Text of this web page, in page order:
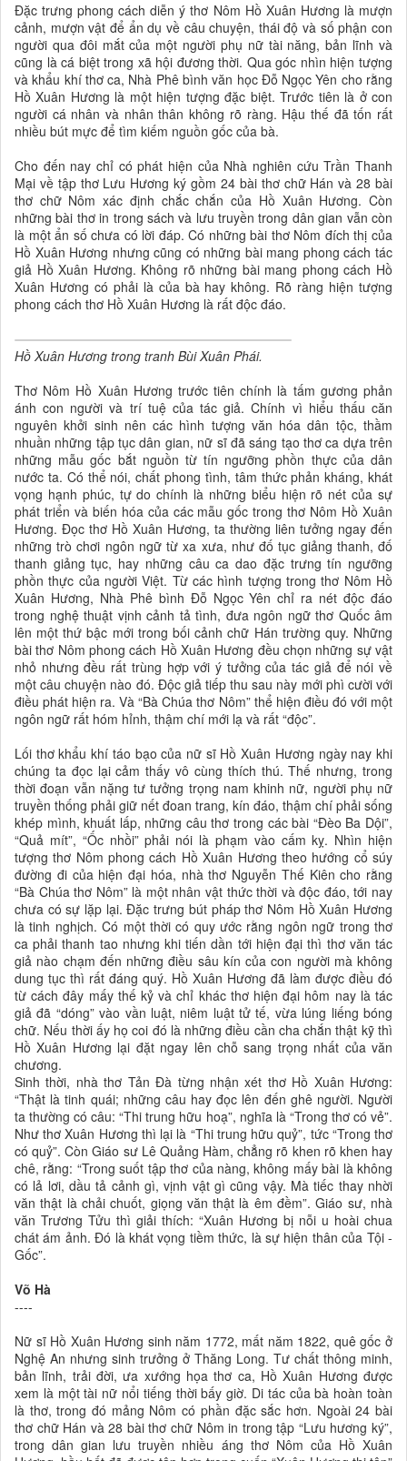
Đặc trưng phong cách diễn ý thơ Nôm Hồ Xuân Hương là mượn
cảnh, mượn vật để ẩn dụ về câu chuyện, thái độ và số phận con
người qua đôi mắt của một người phụ nữ tài năng, bản lĩnh và
cũng là cá biệt trong xã hội đương thời. Qua góc nhìn hiện tượng
và khẩu khí thơ ca, Nhà Phê bình văn học Đỗ Ngọc Yên cho rằng
Hồ Xuân Hương là một hiện tượng đặc biệt. Trước tiên là ở con
người cá nhân và nhân thân không rõ ràng. Hậu thế đã tốn rất
nhiều bút mực để tìm kiếm nguồn gốc của bà.
Cho đến nay chỉ có phát hiện của Nhà nghiên cứu Trần Thanh
Mại về tập thơ Lưu Hương ký gồm 24 bài thơ chữ Hán và 28 bài
thơ chữ Nôm xác định chắc chắn của Hồ Xuân Hương. Còn
những bài thơ in trong sách và lưu truyền trong dân gian vẫn còn
là một ẩn số chưa có lời đáp. Có những bài thơ Nôm đích thị của
Hồ Xuân Hương nhưng cũng có những bài mang phong cách tác
giả Hồ Xuân Hương. Không rõ những bài mang phong cách Hồ
Xuân Hương có phải là của bà hay không. Rõ ràng hiện tượng
phong cách thơ Hồ Xuân Hương là rất độc đáo.
Hồ Xuân Hương trong tranh Bùi Xuân Phái.
Thơ Nôm Hồ Xuân Hương trước tiên chính là tấm gương phản
ánh con người và trí tuệ của tác giả. Chính vì hiểu thấu căn
nguyên khởi sinh nên các hình tượng văn hóa dân tộc, thầm
nhuần những tập tục dân gian, nữ sĩ đã sáng tạo thơ ca dựa trên
những mẫu gốc bắt nguồn từ tín ngưỡng phồn thực của dân
nước ta. Có thể nói, chất phong tình, tâm thức phản kháng, khát
vọng hạnh phúc, tự do chính là những biểu hiện rõ nét của sự
phát triển và biến hóa của các mẫu gốc trong thơ Nôm Hồ Xuân
Hương. Đọc thơ Hồ Xuân Hương, ta thường liên tưởng ngay đến
những trò chơi ngôn ngữ từ xa xưa, như đố tục giảng thanh, đố
thanh giảng tục, hay những câu ca dao đặc trưng tín ngưỡng
phồn thực của người Việt. Từ các hình tượng trong thơ Nôm Hồ
Xuân Hương, Nhà Phê bình Đỗ Ngọc Yên chỉ ra nét độc đáo
trong nghệ thuật vịnh cảnh tả tình, đưa ngôn ngữ thơ Quốc âm
lên một thứ bậc mới trong bối cảnh chữ Hán trường quy. Những
bài thơ Nôm phong cách Hồ Xuân Hương đều chọn những sự vật
nhỏ nhưng đều rất trùng hợp với ý tưởng của tác giả để nói về
một câu chuyện nào đó. Độc giả tiếp thu sau này mới phì cười với
điều phát hiện ra. Và “Bà Chúa thơ Nôm” thể hiện điều đó với một
ngôn ngữ rất hóm hỉnh, thậm chí mới lạ và rất “độc”.
Lối thơ khẩu khí táo bạo của nữ sĩ Hồ Xuân Hương ngày nay khi
chúng ta đọc lại cảm thấy vô cùng thích thú. Thế nhưng, trong
thời đoạn vẫn nặng tư tưởng trọng nam khinh nữ, người phụ nữ
truyền thống phải giữ nết đoan trang, kín đáo, thậm chí phải sống
khép mình, khuất lấp, những câu thơ trong các bài “Đèo Ba Dội”,
“Quả mít”, “Ốc nhồi” phải nói là phạm vào cấm kỵ. Nhìn hiện
tượng thơ Nôm phong cách Hồ Xuân Hương theo hướng cổ súy
đường đi của hiện đại hóa, nhà thơ Nguyễn Thế Kiên cho rằng
“Bà Chúa thơ Nôm” là một nhân vật thức thời và độc đáo, tới nay
chưa có sự lặp lại. Đặc trưng bút pháp thơ Nôm Hồ Xuân Hương
là tinh nghịch. Có một thời có quy ước rằng ngôn ngữ trong thơ
ca phải thanh tao nhưng khi tiến dần tới hiện đại thì thơ văn tác
giả nào chạm đến những điều sâu kín của con người mà không
dung tục thì rất đáng quý. Hồ Xuân Hương đã làm được điều đó
từ cách đây mấy thế kỷ và chỉ khác thơ hiện đại hôm nay là tác
giả đã “dóng” vào vần luật, niêm luật tử tế, vừa lúng liếng bóng
chữ. Nếu thời ấy họ coi đó là những điều cần cha chắn thật kỹ thì
Hồ Xuân Hương lại đặt ngay lên chỗ sang trọng nhất của văn
chương.
Sinh thời, nhà thơ Tản Đà từng nhận xét thơ Hồ Xuân Hương:
“Thật là tinh quái; những câu hay đọc lên đến ghê người. Người
ta thường có câu: “Thi trung hữu hoạ”, nghĩa là “Trong thơ có vẻ”.
Như thơ Xuân Hương thì lại là “Thi trung hữu quỷ”, tức “Trong thơ
có quỷ”. Còn Giáo sư Lê Quảng Hàm, chẳng rõ khen rõ khen hay
chê, rằng: “Trong suốt tập thơ của nàng, không mấy bài là không
có lả lơi, dầu tả cảnh gì, vịnh vật gì cũng vậy. Mà tiếc thay nhời
văn thật là chải chuốt, giọng văn thật là êm đềm”. Giáo sư, nhà
văn Trương Tửu thì giải thích: “Xuân Hương bị nỗi u hoài chua
chát ám ảnh. Đó là khát vọng tiềm thức, là sự hiện thân của Tội -
Gốc”.
Võ Hà
----
Nữ sĩ Hồ Xuân Hương sinh năm 1772, mất năm 1822, quê gốc ở
Nghệ An nhưng sinh trưởng ở Thăng Long. Tư chất thông minh,
bản lĩnh, trải đời, ưa xướng họa thơ ca, Hồ Xuân Hương được
xem là một tài nữ nổi tiếng thời bấy giờ. Di tác của bà hoàn toàn
là thơ, trong đó mảng Nôm có phần đặc sắc hơn. Ngoài 24 bài
thơ chữ Hán và 28 bài thơ chữ Nôm in trong tập “Lưu hương ký”,
trong dân gian lưu truyền nhiều áng thơ Nôm của Hồ Xuân